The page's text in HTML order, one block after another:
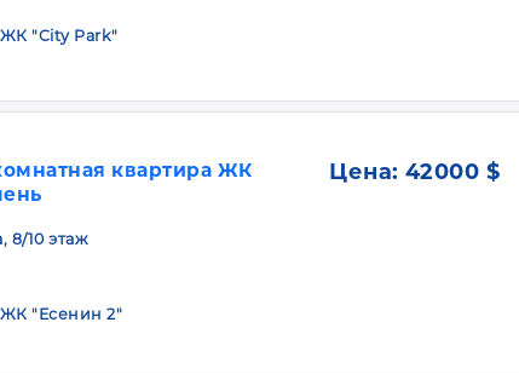
ЖК "City Park"
квартира ЖК
Цена: 42000 $
8/10 этаж
ЖК "Есенин 2"